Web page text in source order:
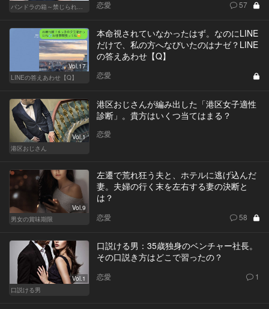
恋愛 57
Vol.17
LINEの答えあわせ【Q】
本命視されていなかったはず。なのにLINE
だけで、私の方へなびいたのはナゼ？LINE
の答えあわせ【Q】
恋愛
Vol.1
港区おじさん
港区おじさんが編み出した「港区女子適性
診断」。貴方はいくつ当てはまる？
恋愛
Vol.9
男女の賞味期限
左遷で荒れ狂う夫と、ホテルに逃げ込んだ
妻。夫婦の行く末を左右する妻の決断と
は？
恋愛 58
Vol.1
口説ける男
口説ける男：35歳独身のベンチャー社長。
その口説き方はどこで習ったの？
恋愛 1